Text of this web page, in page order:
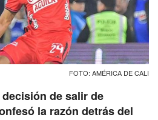
FOTO: AMÉRICA DE CALI
de salir de
la razón detrás del